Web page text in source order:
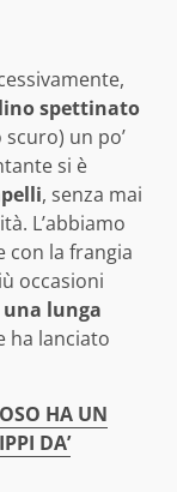
spettinato
un po’
si è
, senza mai
L’abbiamo
con la frangia
occasioni
una lunga
ha lanciato
HA UN
DA’